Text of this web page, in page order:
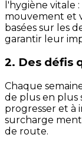
l'hygiène vitale
mouvement et
basées sur les
garantir leur
2. Des défis
Chaque
de plus en plus
progresser et à
surcharge
de route.